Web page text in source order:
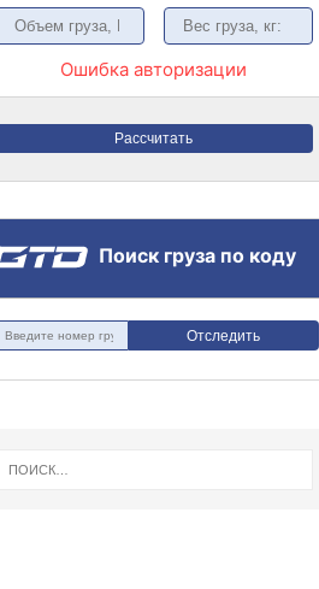
Ошибка авторизации
Рассчитать
Поиск груза по коду
Отследить